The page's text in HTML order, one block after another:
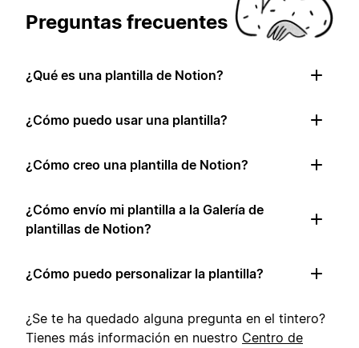
Preguntas frecuentes
¿Qué es una plantilla de Notion?
¿Cómo puedo usar una plantilla?
¿Cómo creo una plantilla de Notion?
¿Cómo envío mi plantilla a la Galería de
plantillas de Notion?
¿Cómo puedo personalizar la plantilla?
¿Se te ha quedado alguna pregunta en el tintero?
Tienes más información en nuestro Centro de